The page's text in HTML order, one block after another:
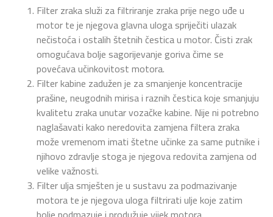
Filter zraka služi za filtriranje zraka prije nego uđe u
motor te je njegova glavna uloga spriječiti ulazak
nečistoća i ostalih štetnih čestica u motor. Čisti zrak
omogućava bolje sagorijevanje goriva čime se
povećava učinkovitost motora.
Filter kabine zadužen je za smanjenje koncentracije
prašine, neugodnih mirisa i raznih čestica koje smanjuju
kvalitetu zraka unutar vozačke kabine. Nije ni potrebno
naglašavati kako neredovita zamjena filtera zraka
može vremenom imati štetne učinke za same putnike i
njihovo zdravlje stoga je njegova redovita zamjena od
velike važnosti.
Filter ulja smješten je u sustavu za podmazivanje
motora te je njegova uloga filtrirati ulje koje zatim